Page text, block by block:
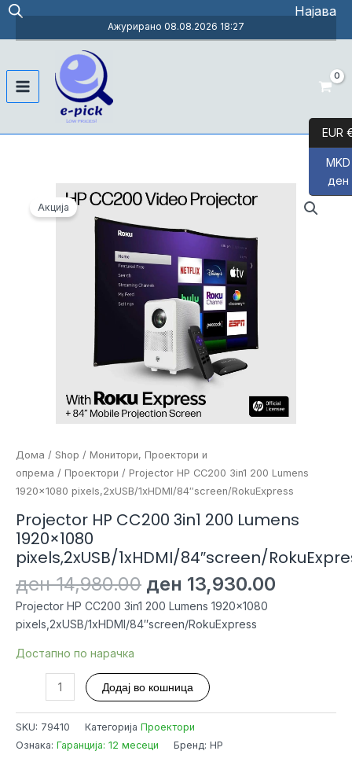
Skip
content
Најава
Ажурирано 08.08.2026 18:27
Main
Акција
Дома / Shop / Монитори, Проектори и
опрема / Проектори / Projector HP CC200 3in1 200 Lumens
1920×1080 pixels,2xUSB/1xHDMI/84″screen/RokuExpress
Projector HP CC200 3in1 200 Lumens
1920×1080
pixels,2xUSB/1xHDMI/84″screen/
ден14,980.00 Original
price
was:
ден 14,980.00.
ден 13,930.00
Projector HP CC200 3in1 200 Lumens 1920×1080
pixels,2xUSB/1xHDMI/84″screen/RokuExpress
Достапно по нарачка
Projector
CC200
Додај во кошница
SKU: 79410 Категорија Проектори
Ознака: Гаранција: 12 месеци Бренд: HP
EUR
MKD
ден